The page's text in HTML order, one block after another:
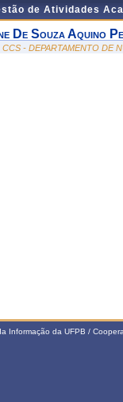
de Atividades
De Souza Aquino
- DEPARTAMENTO DE
Informação da UFPB /